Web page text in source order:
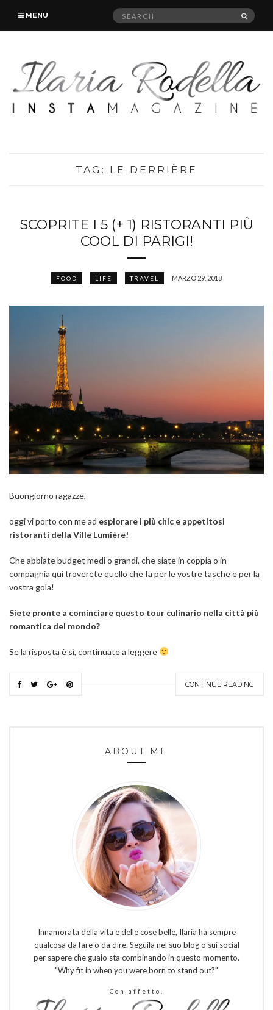
MENU
Search
TAG: LE DERRIÈRE
SCOPRITE I 5 (+ 1) RISTORANTI PIÙ
COOL DI PARIGI!
FOOD LIFE TRAVEL MARZO 29, 2018
Buongiorno ragazze,
oggi vi porto con me ad esplorare i più chic e appetitosi
ristoranti della Ville Lumière!
Che abbiate budget medi o grandi, che siate in coppia o in
compagnia qui troverete quello che fa per le vostre tasche e per la
vostra gola!
Siete pronte a cominciare questo tour culinario nella città più
romantica del mondo?
Se la risposta è sì, continuate a leggere
CONTINUE READING
ABOUT ME
Innamorata della vita e delle cose belle, Ilaria ha sempre
qualcosa da fare o da dire. Seguila nel suo blog o sui social
per sapere che guaio sta combinando in questo momento.
"Why fit in when you were born to stand out?"
Con affetto,